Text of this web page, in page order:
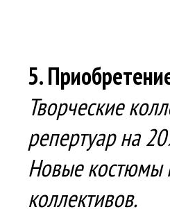
5.
Творческие
репертуар на
Новые костюмы
коллективов.